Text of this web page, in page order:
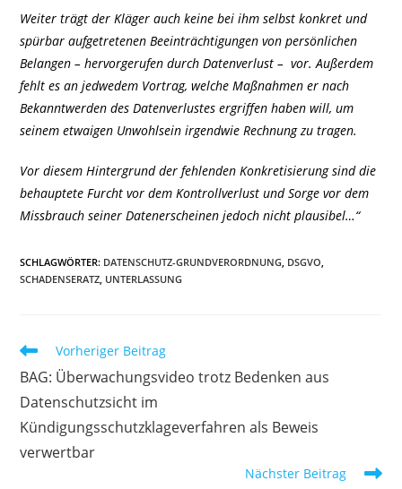
Weiter trägt der Kläger auch keine bei ihm selbst konkret und
spürbar aufgetretenen Beeinträchtigungen von persönlichen
Belangen – hervorgerufen durch Datenverlust – vor. Außerdem
fehlt es an jedwedem Vortrag, welche Maßnahmen er nach
Bekanntwerden des Datenverlustes ergriffen haben will, um
seinem etwaigen Unwohlsein irgendwie Rechnung zu tragen.
Vor diesem Hintergrund der fehlenden Konkretisierung sind die
behauptete Furcht vor dem Kontrollverlust und Sorge vor dem
Missbrauch seiner Datenerscheinen jedoch nicht plausibel…“
SCHLAGWÖRTER: DATENSCHUTZ-GRUNDVERORDNUNG DSGVO
SCHADENSERATZ UNTERLASSUNG
Weitere
ansehen
Vorheriger Beitrag
BAG: Überwachungsvideo trotz Bedenken aus
Datenschutzsicht im
Kündigungsschutzklageverfahren als Beweis
verwertbar
Nächster Beitrag